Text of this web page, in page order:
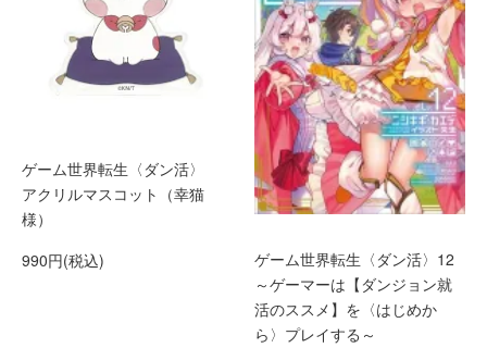
ゲーム世界転生〈ダン活〉
アクリルマスコット（幸猫
様）
990円(税込)
ゲーム世界転生〈ダン活〉12
～ゲーマーは【ダンジョン就
活のススメ】を〈はじめか
ら〉プレイする～